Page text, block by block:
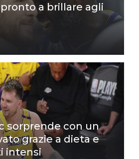
a brillare agli
sorprende con un
grazie a dieta e
intensi